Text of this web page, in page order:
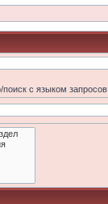
с языком запросов